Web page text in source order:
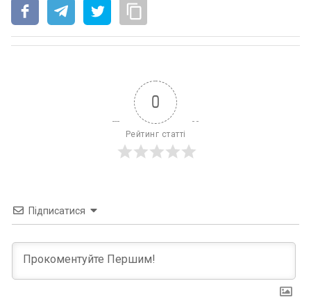
0
Рейтинг статті
Підписатися